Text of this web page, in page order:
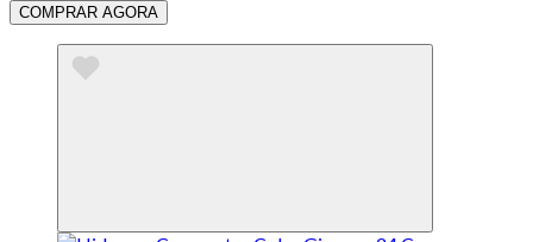
COMPRAR AGORA